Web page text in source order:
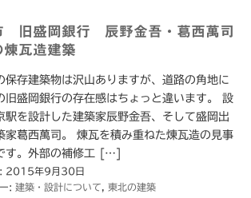
旧盛岡銀行 辰野金吾・葛西萬司
煉瓦造建築
保存建築物は沢山ありますが、道路の角地に
旧盛岡銀行の存在感はちょっと違います。 設
駅を設計した建築家辰野金吾、そして盛岡出
家葛西萬司。 煉瓦を積み重ねた煉瓦造の見事
す。外部の補修工 […]
: 2015年9月30日
: 建築・設計について 東北の建築